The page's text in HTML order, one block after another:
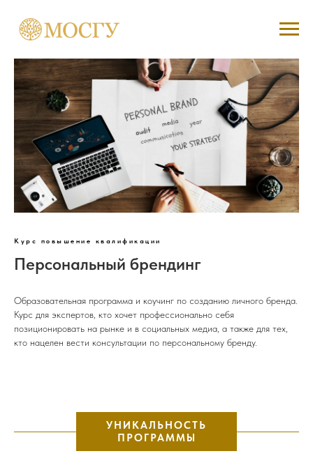
Курс повышение квалификации
Персональный брендинг
Образовательная программа и коучинг по созданию личного бренда.
Курс для экспертов, кто хочет профессионально себя
позиционировать на рынке и в социальных медиа, а также для тех,
кто нацелен вести консультации по персональному бренду.
УНИКАЛЬНОСТЬ
ПРОГРАММЫ